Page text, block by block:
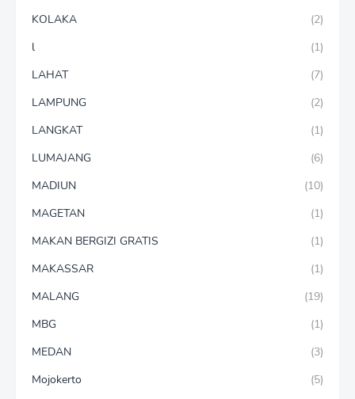
KOLAKA
(2)
l
(1)
LAHAT
(7)
LAMPUNG
(2)
LANGKAT
(1)
LUMAJANG
(6)
MADIUN
(10)
MAGETAN
(1)
MAKAN BERGIZI GRATIS
(1)
MAKASSAR
(1)
MALANG
(19)
MBG
(1)
MEDAN
(3)
Mojokerto
(5)